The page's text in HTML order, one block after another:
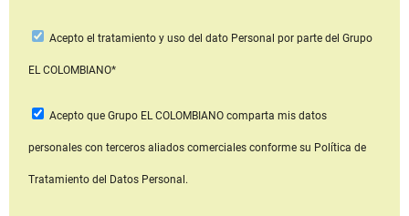
Acepto el tratamiento y uso del dato Personal por parte del Grupo
EL COLOMBIANO*
Acepto que Grupo EL COLOMBIANOcomparta mis datos
personales con terceros aliados comerciales conforme su Política de
Tratamiento del Datos Personal.